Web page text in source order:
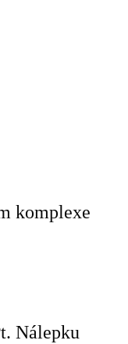
komplexe
Nálepku